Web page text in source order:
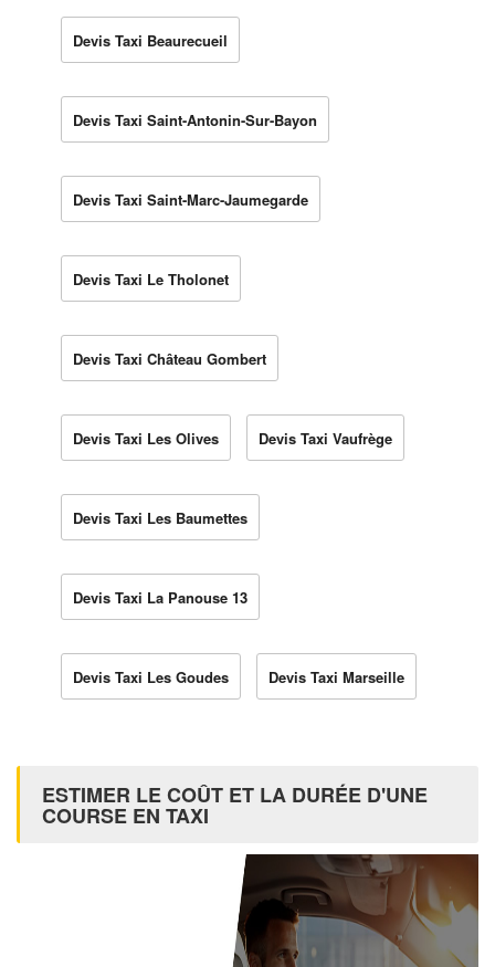
Devis Taxi Beaurecueil
Devis Taxi Saint-Antonin-Sur-Bayon
Devis Taxi Saint-Marc-Jaumegarde
Devis Taxi Le Tholonet
Devis Taxi Château Gombert
Devis Taxi Les Olives Devis Taxi Vaufrège
Devis Taxi Les Baumettes
Devis Taxi La Panouse 13
Devis Taxi Les Goudes Devis Taxi Marseille
ESTIMER LE COÛT ET LA DURÉE D'UNE
COURSE EN TAXI